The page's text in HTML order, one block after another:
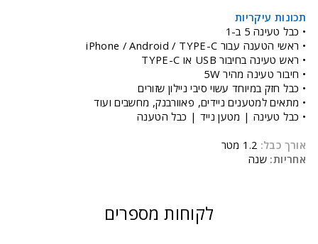
תכונות עיקריות
• כבל טעינה 5 ב-1
• ראשי הטענה עבור iPhone / Android / TYPE-C
• ראש טעינה בחיבור USB או TYPE-C
• חיבור טעינה מהיר 5W
• כבל חזק במיוחד עשוי סיבי ניילון שזורים
• מתאים למטענים ניידים, פאוורבנק, מחשבים ועוד
• כבל טעינה | מטען נייד | כבל הטענה
אורך כבל:
אחריות: שנה
לקוחות מספרים